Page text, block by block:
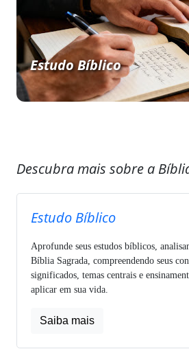
Estudo Bíblico
Descubra mais sobre a
Estudo Bíblico
Aprofunde seus estudos bíblicos,
Bíblia Sagrada, compreendendo seus
significados, temas centrais e
aplicar em sua vida.
Saiba mais